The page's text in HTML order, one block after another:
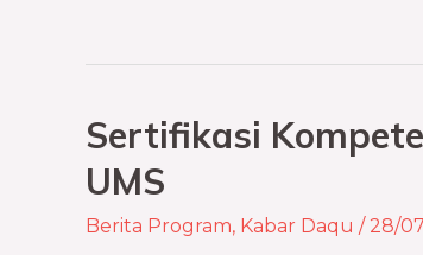
Sertifikasi
UMS
Berita Program, Kabar Daqu / 28/
Sertifikasi
Kompetensi
Tahsin
BNSP